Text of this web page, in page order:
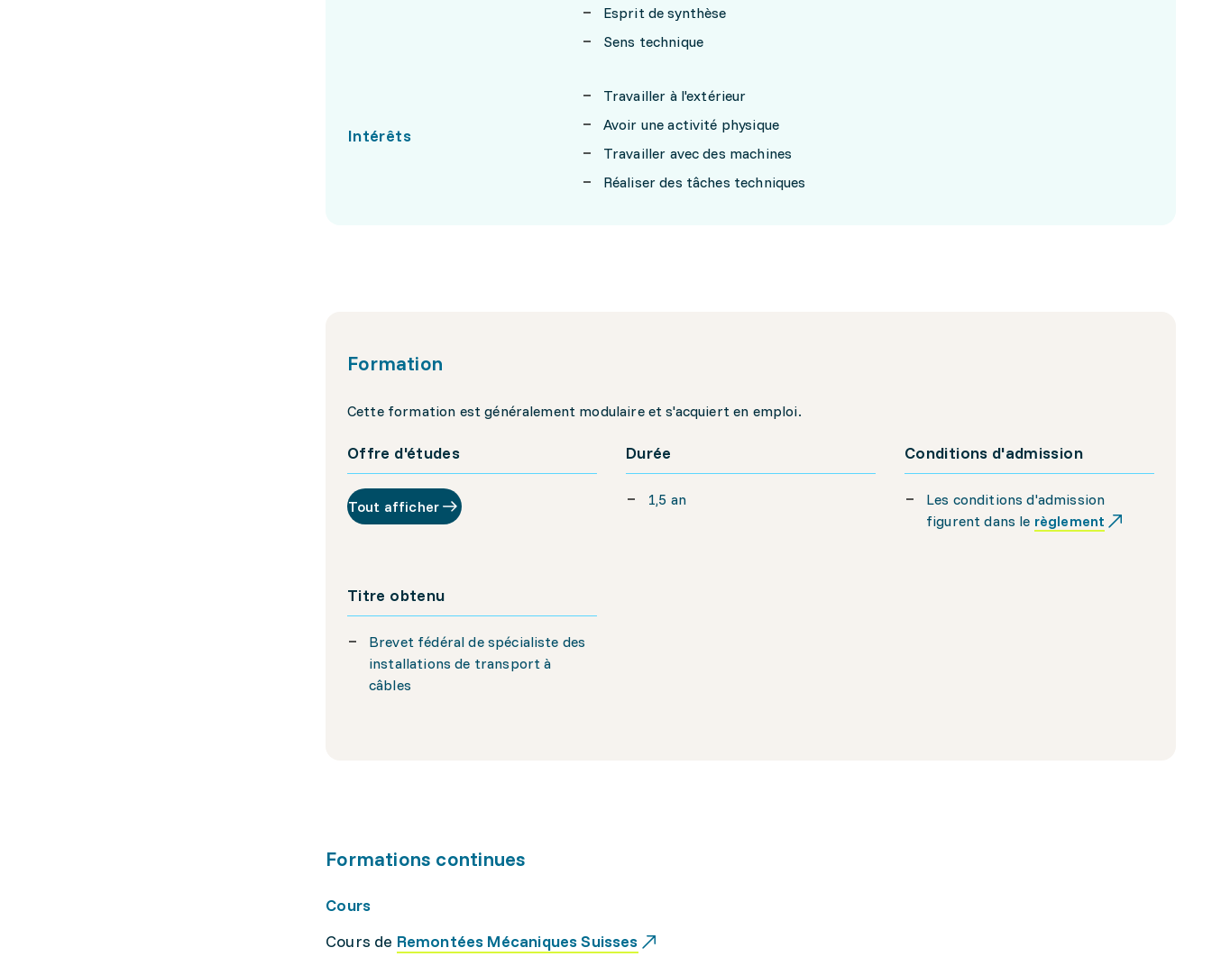
Esprit de synthèse
Sens technique
Intérêts
Travailler à l'extérieur
Avoir une activité physique
Travailler avec des machines
Réaliser des tâches techniques
Formation
Cette formation est généralement modulaire et s'acquiert en emploi.
Offre d'études
Tout afficher
Durée
1,5 an
Conditions d'admission
Les conditions d'admission
figurent dans le règlement
Titre obtenu
Brevet fédéral de spécialiste des
installations de transport à
câbles
Formations continues
Cours
Cours de Remontées Mécaniques Suisses